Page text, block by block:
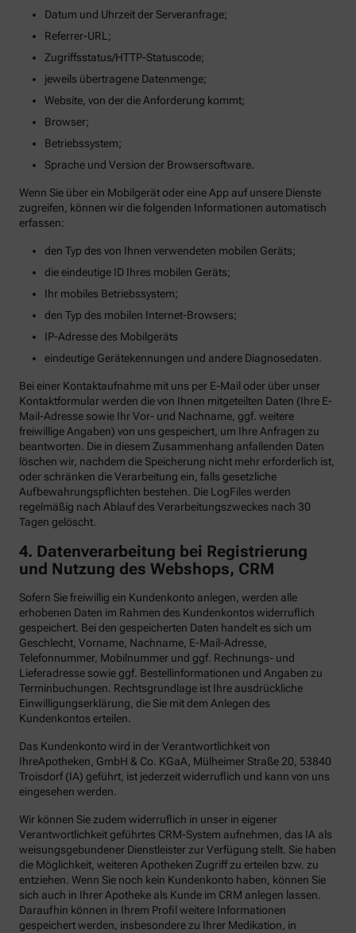
Datum und Uhrzeit der Serveranfrage;
Referrer-URL;
Zugriffsstatus/HTTP-Statuscode;
jeweils übertragene Datenmenge;
Website, von der die Anforderung kommt;
Browser;
Betriebssystem;
Sprache und Version der Browsersoftware.
Wenn Sie über ein Mobilgerät oder eine App auf unsere Dienste
zugreifen, können wir die folgenden Informationen automatisch
erfassen:
den Typ des von Ihnen verwendeten mobilen Geräts;
die eindeutige ID Ihres mobilen Geräts;
Ihr mobiles Betriebssystem;
den Typ des mobilen Internet-Browsers;
IP-Adresse des Mobilgeräts
eindeutige Gerätekennungen und andere Diagnosedaten.
Bei einer Kontaktaufnahme mit uns per E-Mail oder über unser
Kontaktformular werden die von Ihnen mitgeteilten Daten (Ihre E-
Mail-Adresse sowie Ihr Vor- und Nachname, ggf. weitere
freiwillige Angaben) von uns gespeichert, um Ihre Anfragen zu
beantworten. Die in diesem Zusammenhang anfallenden Daten
löschen wir, nachdem die Speicherung nicht mehr erforderlich ist,
oder schränken die Verarbeitung ein, falls gesetzliche
Aufbewahrungspflichten bestehen. Die LogFiles werden
regelmäßig nach Ablauf des Verarbeitungszweckes nach 30
Tagen gelöscht.
4. Datenverarbeitung bei Registrierung
und Nutzung des Webshops, CRM
Sofern Sie freiwillig ein Kundenkonto anlegen, werden alle
erhobenen Daten im Rahmen des Kundenkontos widerruflich
gespeichert. Bei den gespeicherten Daten handelt es sich um
Geschlecht, Vorname, Nachname, E-Mail-Adresse,
Telefonnummer, Mobilnummer und ggf. Rechnungs- und
Lieferadresse sowie ggf. Bestellinformationen und Angaben zu
Terminbuchungen. Rechtsgrundlage ist Ihre ausdrückliche
Einwilligungserklärung, die Sie mit dem Anlegen des
Kundenkontos erteilen.
Das Kundenkonto wird in der Verantwortlichkeit von
IhreApotheken, GmbH & Co. KGaA, Mülheimer Straße 20, 53840
Troisdorf (IA) geführt, ist jederzeit widerruflich und kann von uns
eingesehen werden.
Wir können Sie zudem widerruflich in unser in eigener
Verantwortlichkeit geführtes CRM-System aufnehmen, das IA als
weisungsgebundener Dienstleister zur Verfügung stellt. Sie haben
die Möglichkeit, weiteren Apotheken Zugriff zu erteilen bzw. zu
entziehen. Wenn Sie noch kein Kundenkonto haben, können Sie
sich auch in Ihrer Apotheke als Kunde im CRM anlegen lassen.
Daraufhin können in Ihrem Profil weitere Informationen
gespeichert werden, insbesondere zu Ihrer Medikation, in